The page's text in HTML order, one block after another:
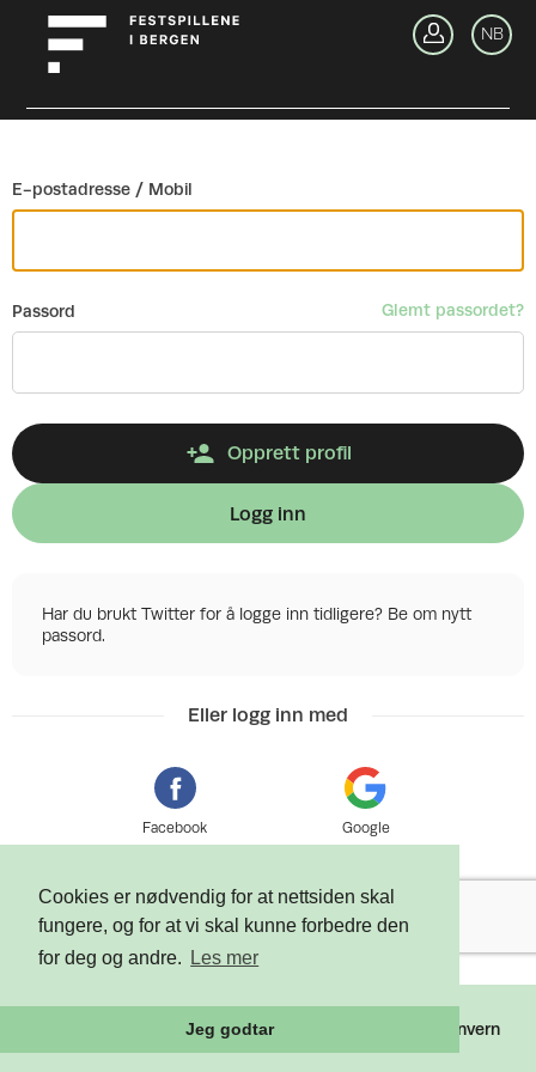
Cookies er nødvendig for at nettsiden skal
fungere, og for at vi skal kunne forbedre den
for deg og andre.
Les mer
Jeg godtar
NB
E-postadresse / Mobil
Passord Glemt passordet?
Opprett profil
Logg inn
Har du brukt Twitter for å logge inn tidligere? Be om nytt
passord.
Eller logg inn med
Facebook Google
2026 Tixly AS - Powered by Personvern